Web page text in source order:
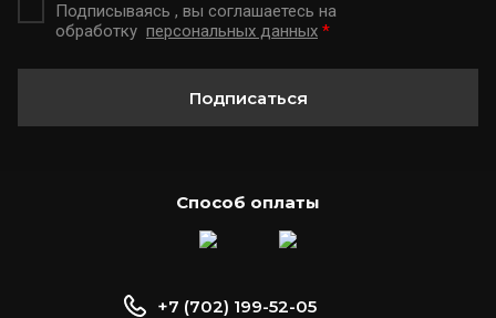
Подписываясь , вы соглашаетесь на
обработку персональных данных *
Подписаться
Способ оплаты
+7 (702) 199-52-05